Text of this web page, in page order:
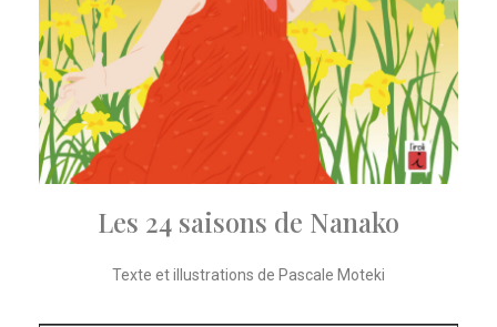
Les 24 saisons de Nanako
Texte et illustrations de Pascale Moteki